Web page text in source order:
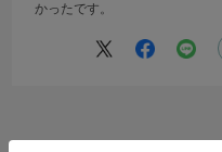
かったです。